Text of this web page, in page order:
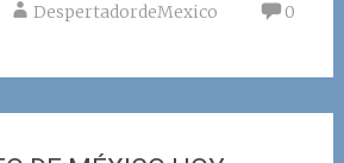
DespertadordeMexico
0